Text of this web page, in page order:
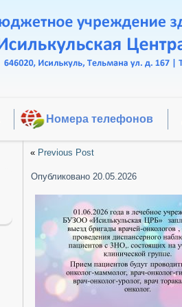
Номера телефонов
« Previous Post
Опубликовано 20.05.2026